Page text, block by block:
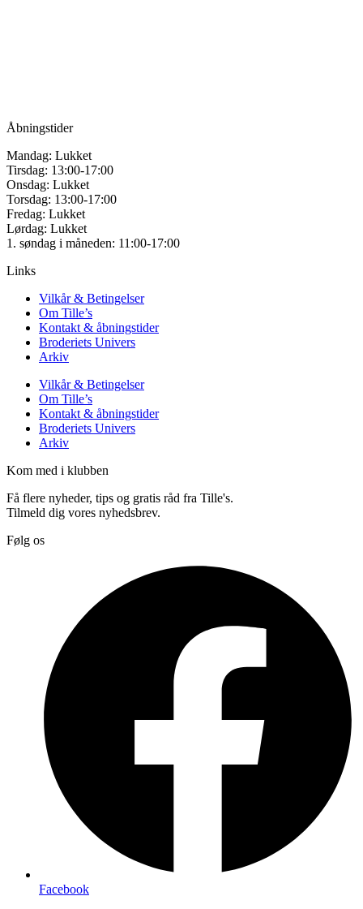
Åbningstider
Mandag: Lukket
Tirsdag: 13:00-17:00
Onsdag: Lukket
Torsdag: 13:00-17:00
Fredag: Lukket
Lørdag: Lukket
1. søndag i måneden: 11:00-17:00
Links
Vilkår & Betingelser
Om Tille’s
Kontakt & åbningstider
Broderiets Univers
Arkiv
Vilkår & Betingelser
Om Tille’s
Kontakt & åbningstider
Broderiets Univers
Arkiv
Kom med i klubben
Få flere nyheder, tips og gratis råd fra Tille's.
Tilmeld dig vores nyhedsbrev.
Følg os
Facebook